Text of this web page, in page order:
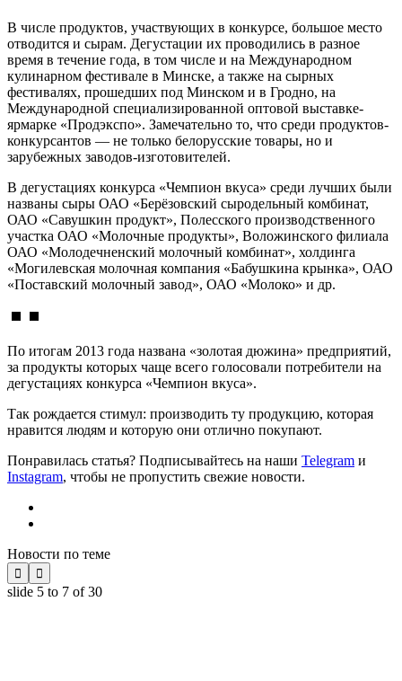
В числе продуктов, участвующих в конкурсе, большое место
отводится и сырам. Дегустации их проводились в разное
время в течение года, в том числе и на Международном
кулинарном фестивале в Минске, а также на сырных
фестивалях, прошедших под Минском и в Гродно, на
Международной специализированной оптовой выставке-
ярмарке «Продэкспо». Замечательно то, что среди продуктов-
конкурсантов — не только белорусские товары, но и
зарубежных заводов-изготовителей.
В дегустациях конкурса «Чемпион вкуса» среди лучших были
названы сыры ОАО «Берёзовский сыродельный комбинат,
ОАО «Савушкин продукт», Полесского производственного
участка ОАО «Молочные продукты», Воложинского филиала
ОАО «Молодечненский молочный комбинат», холдинга
«Могилевская молочная компания «Бабушкина крынка», ОАО
«Поставский молочный завод», ОАО «Молоко» и др.
По итогам 2013 года названа «золотая дюжина» предприятий,
за продукты которых чаще всего голосовали потребители на
дегустациях конкурса «Чемпион вкуса».
Так рождается стимул: производить ту продукцию, которая
нравится людям и которую они отлично покупают.
Понравилась статья? Подписывайтесь на наши Telegram и
Instagram, чтобы не пропустить свежие новости.
Новости по теме
 
slide 5 to 7 of 30